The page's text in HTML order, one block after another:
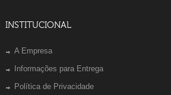
INSTITUCIONAL
A Empresa
Informações para Entrega
Política de Privacidade